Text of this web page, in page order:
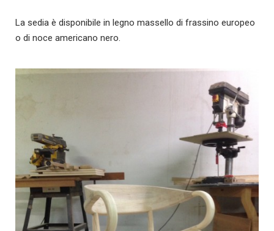
La sedia è disponibile in legno massello di frassino europeo
o di noce americano nero.